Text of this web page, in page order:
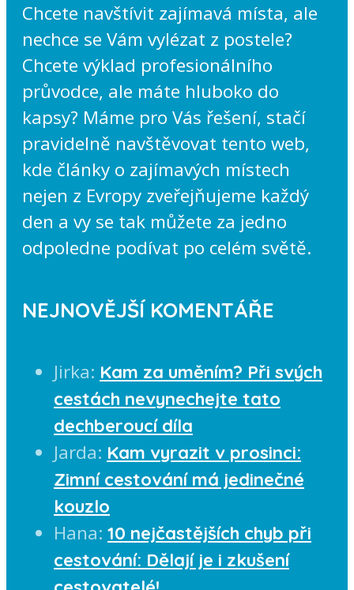
Chcete navštívit zajímavá místa, ale
nechce se Vám vylézat z postele?
Chcete výklad profesionálního
průvodce, ale máte hluboko do
kapsy? Máme pro Vás řešení, stačí
pravidelně navštěvovat tento web,
kde články o zajímavých místech
nejen z Evropy zveřejňujeme každý
den a vy se tak můžete za jedno
odpoledne podívat po celém světě.
NEJNOVĚJŠÍ KOMENTÁŘE
Jirka: Kam za uměním? Při svých
cestách nevynechejte tato
dechberoucí díla
Jarda: Kam vyrazit v prosinci:
Zimní cestování má jedinečné
kouzlo
Hana: 10 nejčastějších chyb při
cestování: Dělají je i zkušení